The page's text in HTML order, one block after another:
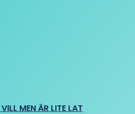
MEN ÄR LITE LAT